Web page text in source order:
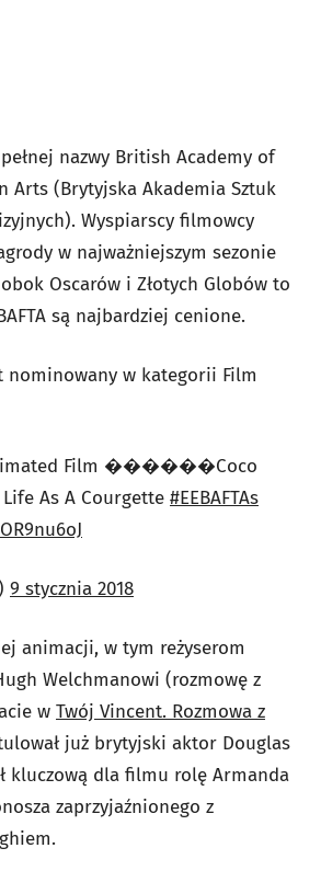
nazwy British Academy of
Arts (Brytyjska Akademia Sztuk
). Wyspiarscy filmowcy
w najważniejszym sezonie
Oscarów i Złotych Globów to
są najbardziej cenione.
nominowany w kategorii Film
Film ������Coco
As A Courgette #EEBAFTAs
9 stycznia 2018
animacji, w tym reżyserom
Welchmanowi (rozmowę z
w Twój Vincent. Rozmowa z
już brytyjski aktor Douglas
kluczową dla filmu rolę Armanda
zaprzyjaźnionego z